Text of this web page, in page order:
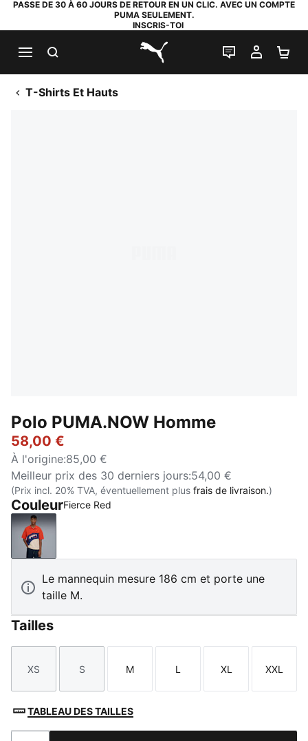
PASSE DE 30 À 60 JOURS DE RETOUR EN UN CLIC. AVEC UN COMPTE
PUMA SEULEMENT.
INSCRIS-TOI
PUMA.com
LIVE CHAT
MON
T-Shirts Et Hauts
Polo PUMA.NOW Homme
58,00 €
À l'origine:85,00 €
Meilleur prix des 30 derniers jours:54,00 €
(Prix incl. 20% TVA, éventuellement plus frais de livraison.)
CouleurFierce Red
Fierce Red
Le mannequin mesure 186 cm et porte une
taille M.
Tailles
Taille
XS
Taille
S
Taille
M
Taille
L
Taille
XL
Taille
XXL
TABLEAU DES TAILLES